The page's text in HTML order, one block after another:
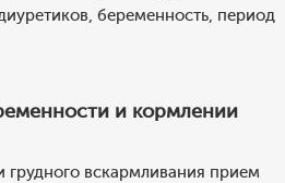
беременность, период
и кормлении
вскармливания прием